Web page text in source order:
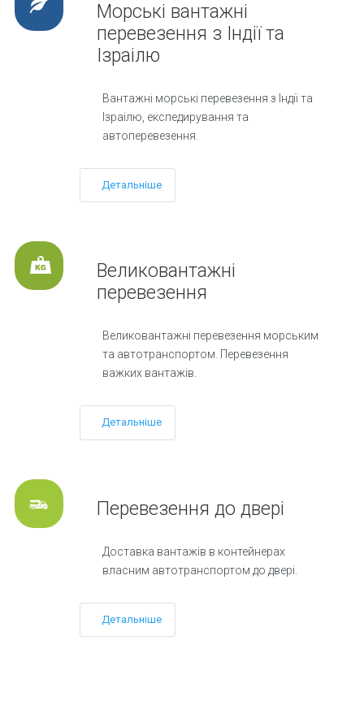
Морські вантажні
перевезення з Індії та
Ізраілю
Вантажні морські перевезення з Індії та
Ізраілю, експедирування та
автоперевезення.
Детальніше
Великовантажні
перевезення
Великовантажні перевезення морським
та автотранспортом. Перевезення
важких вантажів.
Детальніше
Перевезення до двері
Доставка вантажів в контейнерах
власним автотранспортом до двері.
Детальніше